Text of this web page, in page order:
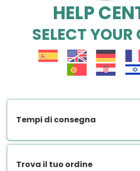
HELP
SELECT YOUR
Tempi di consegna
Trova il tuo ordine